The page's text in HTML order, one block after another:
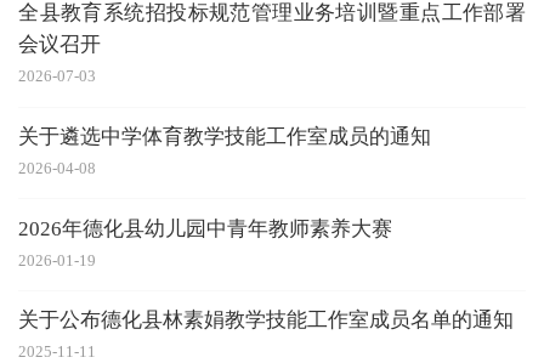
全县教育系统招投标规范管理业务培训暨重点工作部署
会议召开
2026-07-03
关于遴选中学体育教学技能工作室成员的通知
2026-04-08
2026年德化县幼儿园中青年教师素养大赛
2026-01-19
关于公布德化县林素娟教学技能工作室成员名单的通知
2025-11-11